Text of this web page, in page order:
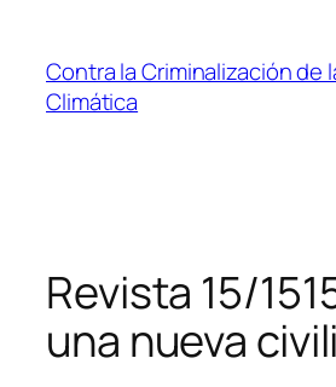
contenido
Contra la Criminalización de
Climática
Revista 15/
una nueva